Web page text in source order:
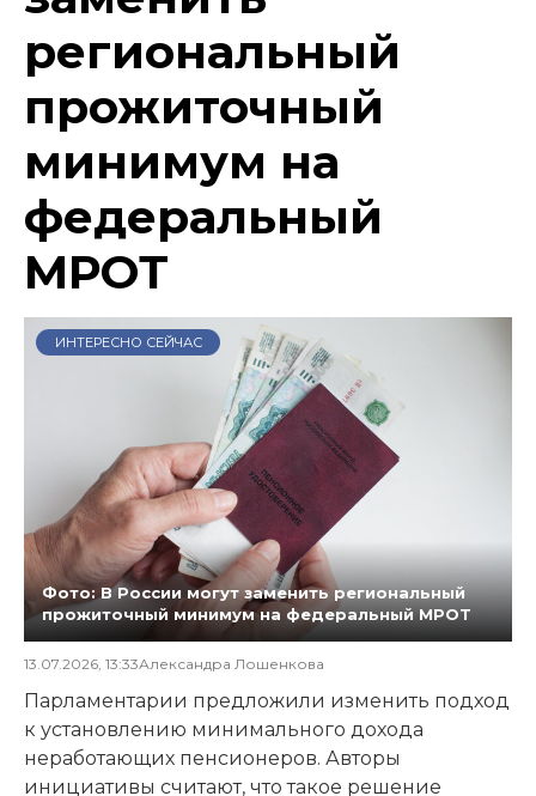
региональный
прожиточный
минимум на
федеральный
МРОТ
ИНТЕРЕСНО СЕЙЧАС
Фото: В России могут заменить региональный
прожиточный минимум на федеральный МРОТ
13.07.2026, 13:33Александра Лошенкова
Парламентарии предложили изменить подход
к установлению минимального дохода
неработающих пенсионеров. Авторы
инициативы считают, что такое решение